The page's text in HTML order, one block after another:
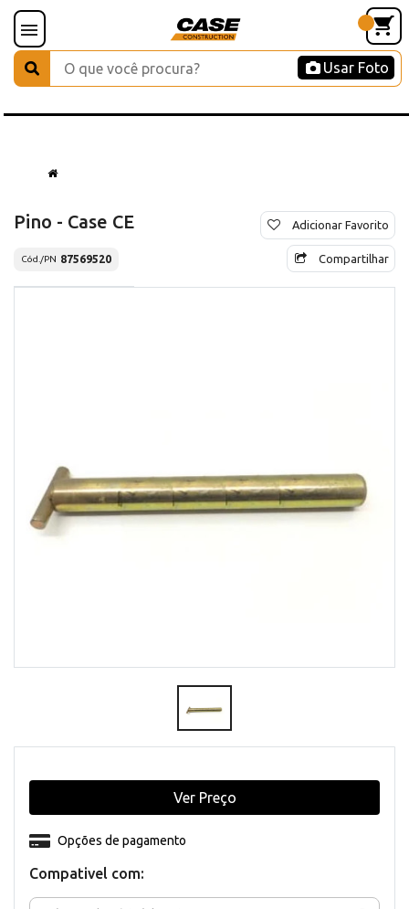
Usar Foto
Pino - Case CE
Cód./PN 87569520
Adicionar Favorito
Compartilhar
Compativel com:
Opções de pagamento
Ver Preço